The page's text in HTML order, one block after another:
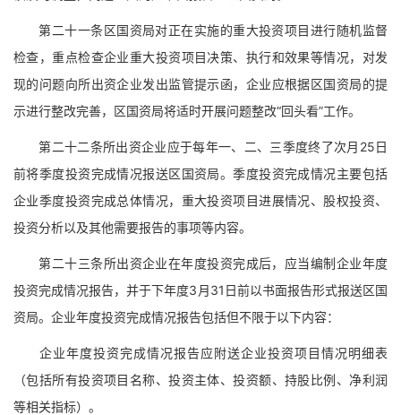
第二十一条区国资局对正在实施的重大投资项目进行随机监督
检查，重点检查企业重大投资项目决策、执行和效果等情况，对发
现的问题向所出资企业发出监管提示函，企业应根据区国资局的提
示进行整改完善，区国资局将适时开展问题整改“回头看”工作。
第二十二条所出资企业应于每年一、二、三季度终了次月25日
前将季度投资完成情况报送区国资局。季度投资完成情况主要包括
企业季度投资完成总体情况，重大投资项目进展情况、股权投资、
投资分析以及其他需要报告的事项等内容。
第二十三条所出资企业在年度投资完成后，应当编制企业年度
投资完成情况报告，并于下年度3月31日前以书面报告形式报送区国
资局。企业年度投资完成情况报告包括但不限于以下内容：
企业年度投资完成情况报告应附送企业投资项目情况明细表
（包括所有投资项目名称、投资主体、投资额、持股比例、净利润
等相关指标）。